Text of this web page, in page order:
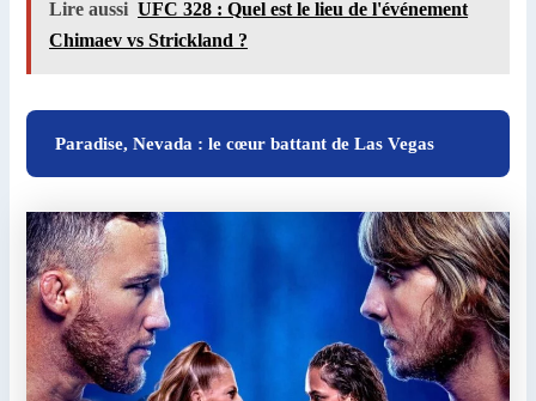
Lire aussi UFC 328 : Quel est le lieu de l'événement
Chimaev vs Strickland ?
Paradise, Nevada : le cœur battant de Las Vegas